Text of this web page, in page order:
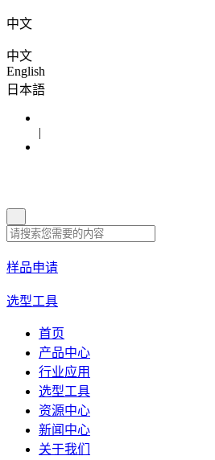
中文
中文
English
日本語
|
样品申请
选型工具
首页
产品中心
行业应用
选型工具
资源中心
新闻中心
关于我们